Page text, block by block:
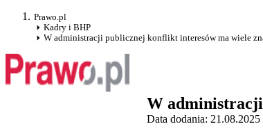
Prawo.pl
Kadry i BHP
W administracji publicznej konflikt interesów ma wiele
W
Data dodania: 21.08.2025